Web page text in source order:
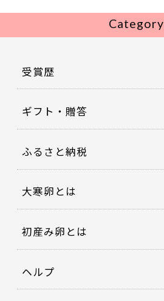
Category
受賞歴
ギフト・贈答
ふるさと納税
大寒卵とは
初産み卵とは
ヘルプ